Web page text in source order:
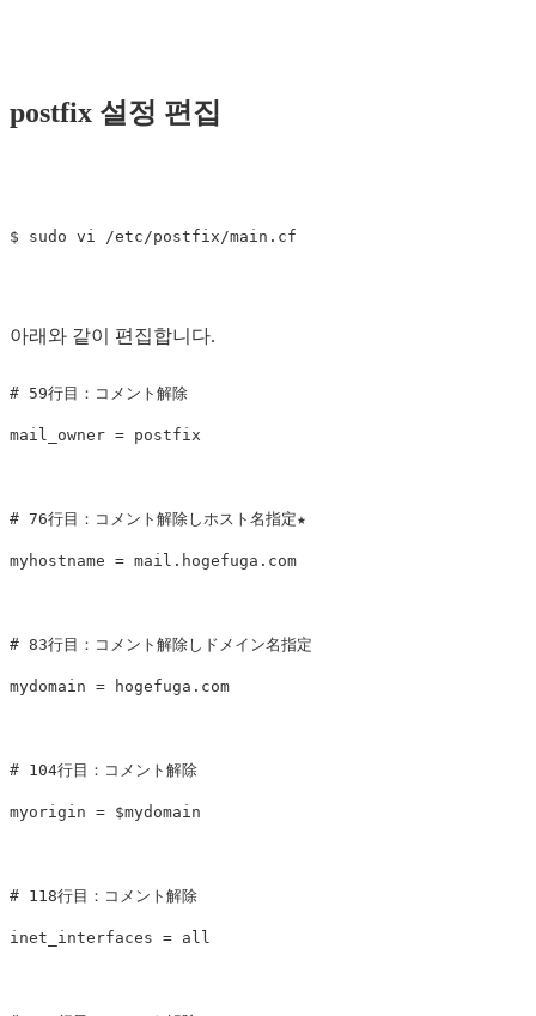
postfix 설정 편집
아래와 같이 편집합니다.
# 59行目：コメント解除
mail_owner = postfix
# 76行目：コメント解除しホスト名指定★
myhostname = mail.hogefuga.com
# 83行目：コメント解除しドメイン名指定
mydomain = hogefuga.com
# 104行目：コメント解除
myorigin = $mydomain
# 118行目：コメント解除
inet_interfaces = all